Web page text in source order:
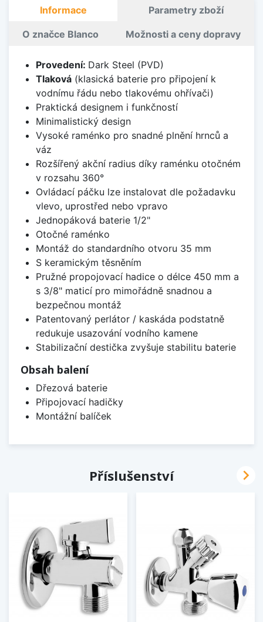
Informace Parametry zboží
O značce Blanco Možnosti a ceny dopravy
Provedení: Dark Steel (PVD)
Tlaková(klasická baterie pro připojení k
vodnímu řádu nebo tlakovému ohřívači)
Praktická designem i funkčností
Minimalistický design
Vysoké raménko pro snadné plnění hrnců a
váz
Rozšířený akční radius díky raménku otočném
v rozsahu 360°
Ovládací páčku lze instalovat dle požadavku
vlevo, uprostřed nebo vpravo
Jednopáková baterie 1/2"
Otočné raménko
Montáž do standardního otvoru 35 mm
S keramickým těsněním
Pružné propojovací hadice o délce 450 mm a
s 3/8" maticí pro mimořádně snadnou a
bezpečnou montáž
Patentovaný perlátor / kaskáda podstatně
redukuje usazování vodního kamene
Stabilizační destička zvyšuje stabilitu baterie
Obsah balení
Dřezová baterie
Připojovací hadičky
Montážní balíček
Příslušenství 